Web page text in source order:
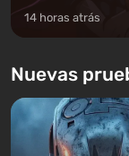
14 horas atrás
Nuevas